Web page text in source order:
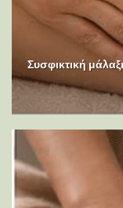
Συσφικτική